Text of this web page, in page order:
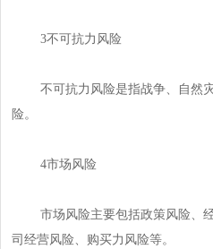
3不可抗力风险
不可抗力风险是指战争、自然灾
险。
4市场风险
市场风险主要包括政策风险、经
司经营风险、购买力风险等。